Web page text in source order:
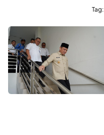
Tag: